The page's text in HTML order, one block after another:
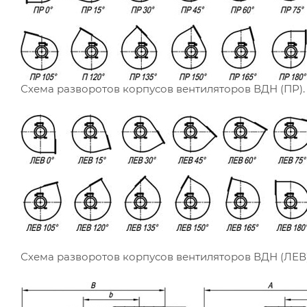
Схема разворотов корпусов вентиляторов ВДН (ПР).
Схема разворотов корпусов вентиляторов ВДН